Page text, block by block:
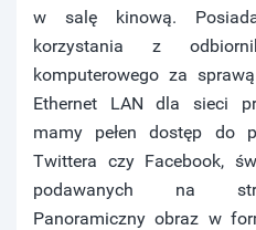
w salę kinową.
korzystania z
komputerowego za
Ethernet LAN dla sieci
mamy pełen dostęp do
Twittera czy Facebook,
podawanych na
Panoramiczny obraz w